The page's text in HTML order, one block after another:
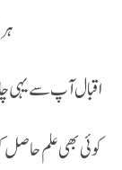
اقبال آپ سے یہی
کوئی بھی علم حاصل